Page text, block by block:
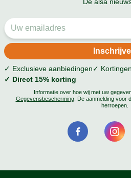
✓ Exclusieve aanbiedingen✓
✓ Direct 15% korting
Informatie over hoe wij met uw
Gegevensbescherming. De aanmelding voor
herroepen.